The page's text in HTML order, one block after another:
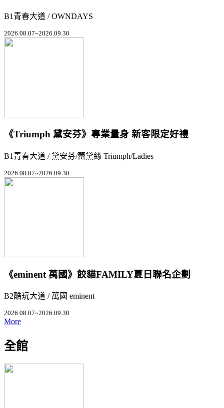
B1青春大道 / OWNDAYS
2026.08.07~2026.09.30
《Triumph 黛安芬》專業量身 新客限定好禮
B1青春大道 / 黛安芬/蕾黛絲 Triumph/Ladies
2026.08.07~2026.09.30
《eminent 萬國》餃貓FAMILY夏日聯名企劃
B2酷玩大道 / 萬國 eminent
2026.08.07~2026.09.30
More
全館